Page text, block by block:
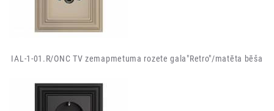
IAL-1-01.R/ONC TV zemapmetuma rozete gala"Retro"/matēta bēša